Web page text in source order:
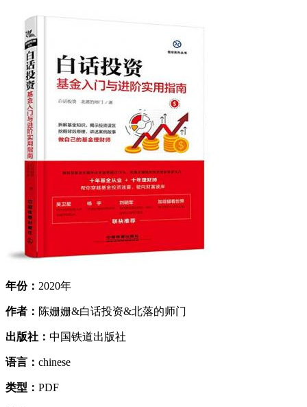
年份： 2020年
作者： 陈姗姗&白话投资&北落的师门
出版社： 中国铁道出版社
语言： chinese
类型： PDF